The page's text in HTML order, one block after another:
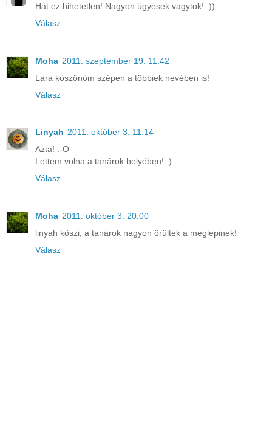
Hát ez hihetetlen! Nagyon ügyesek vagytok! :))
Válasz
Moha 2011. szeptember 19. 11:42
Lara köszönöm szépen a többiek nevében is!
Válasz
Linyah 2011. október 3. 11:14
Azta! :-O
Lettem volna a tanárok helyében! :)
Válasz
Moha 2011. október 3. 20:00
linyah köszi, a tanárok nagyon örültek a meglepinek!
Válasz